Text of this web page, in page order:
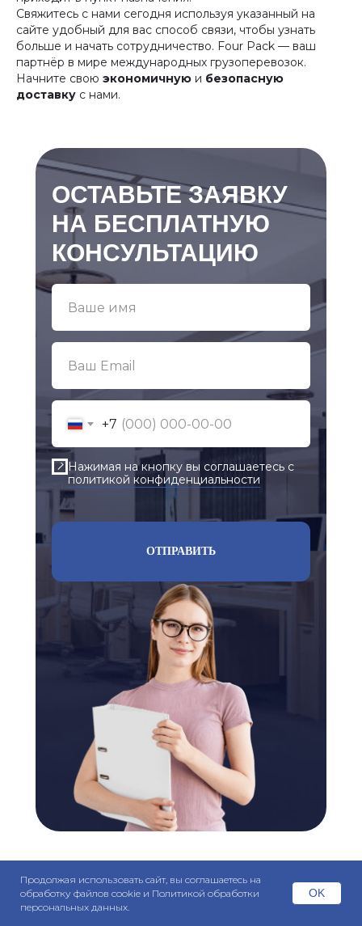
Свяжитесь с нами сегодня используя указанный на
сайте удобный для вас способ связи, чтобы узнать
больше и начать сотрудничество. Four Pack — ваш
партнёр в мире международных грузоперевозок.
Начните свою экономичную и безопасную
доставку с нами.
ОСТАВЬТЕ ЗАЯВКУ
НА БЕСПЛАТНУЮ
КОНСУЛЬТАЦИЮ
+7
Нажимая на кнопку вы соглашаетесь с
политикой конфиденциальности
ОТПРАВИТЬ
Продолжая использовать сайт, вы соглашаетесь на
обработку файлов cookie и Политикой обработки
персональных данных.
OK